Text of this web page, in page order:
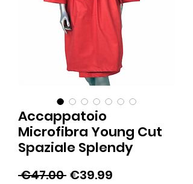
Accappatoio
Microfibra Young Cut
Spaziale Splendy
€47.00 Regular
€39.99